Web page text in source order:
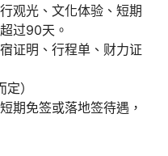
观光、文化体验、短期
过90天。
证明、行程单、财力证
）
期免签或落地签待遇，